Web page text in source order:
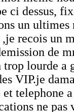
ci dessus,
un ultimes
recois un
de
lourde a
VIP.je
telephone
ne